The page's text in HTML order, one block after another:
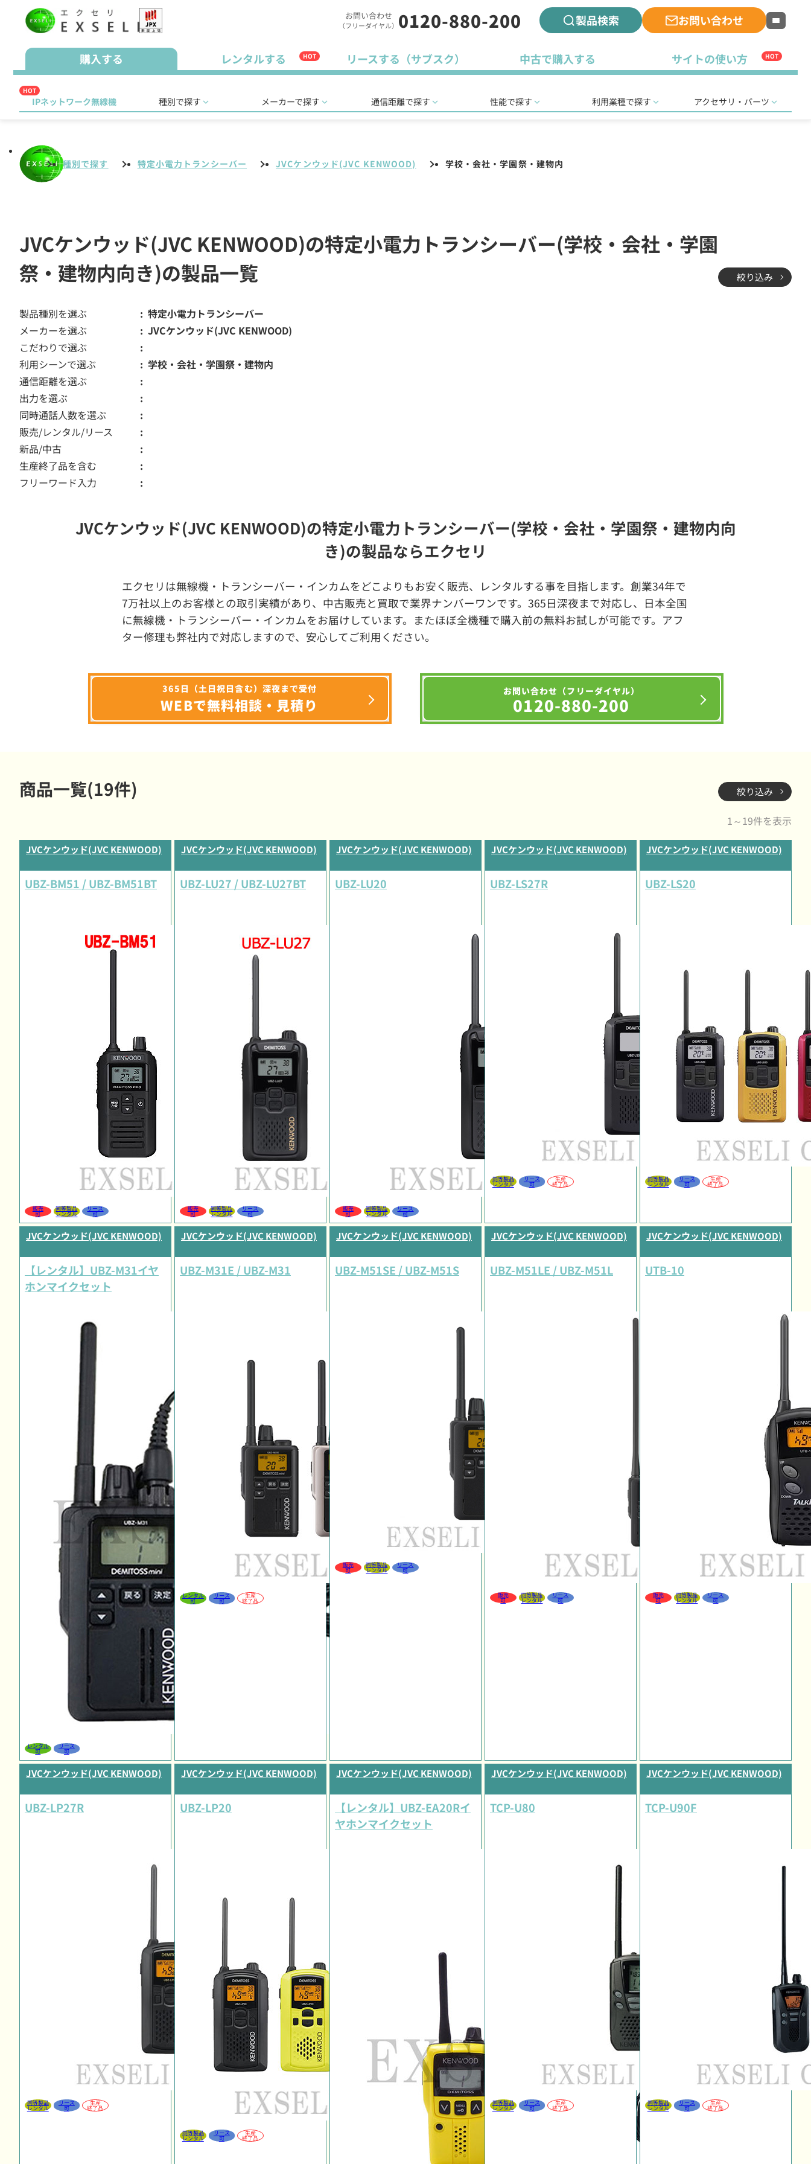
お問い合わせ
（フリーダイヤル） 0120-880-200 製品検索 お問い合わせ
購入する レンタルする HOT リースする（サブスク） 中古で購入する サイトの使い方 HOT
HOT
IPネットワーク無線機 種別で探す メーカーで探す 通信距離で探す 性能で探す 利用業種で探す アクセサリ・パーツ
種別で探す 特定小電力トランシーバー JVCケンウッド(JVC KENWOOD) 学校・会社・学園祭・建物内
JVCケンウッド(JVC KENWOOD)の特定小電力トランシーバー(学校・会社・学園
祭・建物内向き)の製品一覧
絞り込み
製品種別を選ぶ
特定小電力トランシーバー
メーカーを選ぶ
JVCケンウッド(JVC KENWOOD)
こだわりで選ぶ
利用シーンで選ぶ
学校・会社・学園祭・建物内
通信距離を選ぶ
出力を選ぶ
同時通話人数を選ぶ
販売/レンタル/リース
新品/中古
生産終了品を含む
フリーワード入力
JVCケンウッド(JVC KENWOOD)の特定小電力トランシーバー(学校・会社・学園祭・建物内向
き)の製品ならエクセリ
エクセリは無線機・トランシーバー・インカムをどこよりもお安く販売、レンタルする事を目指します。創業34年で
7万社以上のお客様との取引実績があり、中古販売と買取で業界ナンバーワンです。365日深夜まで対応し、日本全国
に無線機・トランシーバー・インカムをお届けしています。またほぼ全機種で購入前の無料お試しが可能です。アフ
ター修理も弊社内で対応しますので、安心してご利用ください。
365日（土日祝日含む）深夜まで受付
WEBで無料相談・見積り
お問い合わせ（フリーダイヤル）
0120-880-200
商品一覧(19件) 絞り込み
1～19件を表示
JVCケンウッド(JVC KENWOOD)
UBZ-BM51 / UBZ-BM51BT
販売
可
同等製品
レンタル
リース
可
JVCケンウッド(JVC KENWOOD)
UBZ-LU27 / UBZ-LU27BT
販売
可
同等製品
レンタル
リース
可
JVCケンウッド(JVC KENWOOD)
UBZ-LU20
販売
可
同等製品
レンタル
リース
可
JVCケンウッド(JVC KENWOOD)
UBZ-LS27R
同等製品
レンタル
リース
可
生産
終了品
JVCケンウッド(JVC KENWOOD)
UBZ-LS20
同等製品
レンタル
リース
可
生産
終了品
JVCケンウッド(JVC KENWOOD)
【レンタル】UBZ-M31イヤ
ホンマイクセット
レンタル
可
リース
可
JVCケンウッド(JVC KENWOOD)
UBZ-M31E / UBZ-M31
レンタル
可
リース
可
生産
終了品
JVCケンウッド(JVC KENWOOD)
UBZ-M51SE / UBZ-M51S
販売
可
同等製品
レンタル
リース
可
JVCケンウッド(JVC KENWOOD)
UBZ-M51LE / UBZ-M51L
販売
可
同等製品
レンタル
リース
可
JVCケンウッド(JVC KENWOOD)
UTB-10
販売
可
同等製品
レンタル
リース
可
JVCケンウッド(JVC KENWOOD)
UBZ-LP27R
同等製品
レンタル
リース
可
生産
終了品
JVCケンウッド(JVC KENWOOD)
UBZ-LP20
同等製品
レンタル
リース
可
生産
終了品
JVCケンウッド(JVC KENWOOD)
【レンタル】UBZ-EA20Rイ
ヤホンマイクセット
JVCケンウッド(JVC KENWOOD)
TCP-U80
同等製品
レンタル
リース
可
生産
終了品
JVCケンウッド(JVC KENWOOD)
TCP-U90F
同等製品
レンタル
リース
可
生産
終了品